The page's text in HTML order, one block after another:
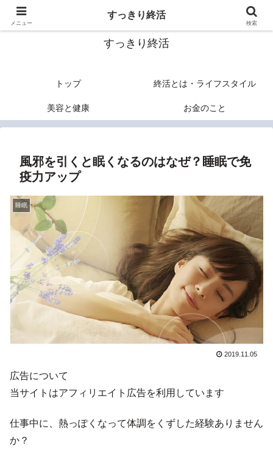
終活のヒントあれこれ
すっきり終活
トップ 終活とは・ライフスタイル
美容と健康 お金のこと
風邪を引くと眠くなるのはなぜ？睡眠で免
疫力アップ
睡眠
2019.11.05
広告について
当サイトはアフィリエイト広告を利用しています
仕事中に、熱っぽくなって体調をくずした経験ありません
か？
メニュー
すっきり終活
検索